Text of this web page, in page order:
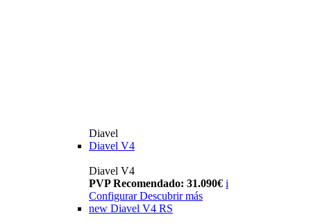
Diavel
Diavel V4
Diavel V4
PVP Recomendado: 31.090€ i
Configurar Descubrir más
new Diavel V4 RS